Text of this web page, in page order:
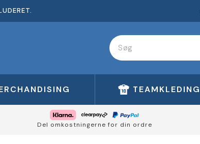
TEAMKLEDING
Del omkostningerne for din ordre